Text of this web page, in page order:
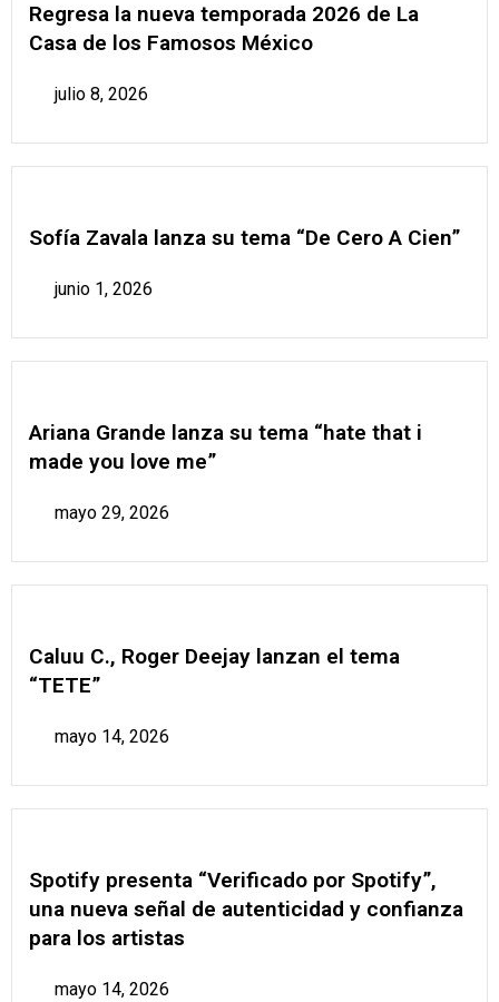
Regresa la nueva temporada 2026 de La
Casa de los Famosos México
julio 8, 2026
Sofía Zavala lanza su tema “De Cero A Cien”
junio 1, 2026
Ariana Grande lanza su tema “hate that i
made you love me”
mayo 29, 2026
Caluu C., Roger Deejay lanzan el tema
“TETE”
mayo 14, 2026
Spotify presenta “Verificado por Spotify”,
una nueva señal de autenticidad y confianza
para los artistas
mayo 14, 2026